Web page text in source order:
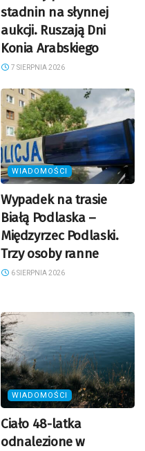
stadnin na słynnej
aukcji. Ruszają Dni
Konia Arabskiego
7 SIERPNIA 2026
WIADOMOŚCI
Wypadek na trasie
Białą Podlaska –
Międzyrzec Podlaski.
Trzy osoby ranne
6 SIERPNIA 2026
WIADOMOŚCI
Ciało 48-latka
odnalezione w